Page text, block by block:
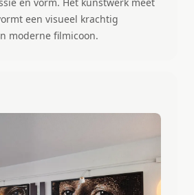
een visueel krachtig
moderne filmicoon.